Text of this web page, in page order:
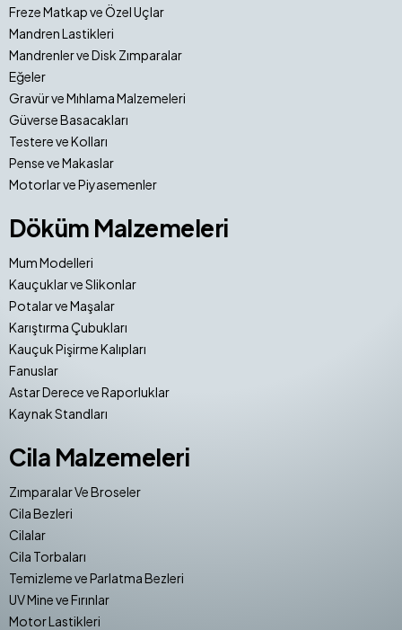
Freze Matkap ve Özel Uçlar
Mandren Lastikleri
Mandrenler ve Disk Zımparalar
Eğeler
Gravür ve Mıhlama Malzemeleri
Güverse Basacakları
Testere ve Kolları
Pense ve Makaslar
Motorlar ve Piyasemenler
Döküm Malzemeleri
Mum Modelleri
Kauçuklar ve Slikonlar
Potalar ve Maşalar
Karıştırma Çubukları
Kauçuk Pişirme Kalıpları
Fanuslar
Astar Derece ve Raporluklar
Kaynak Standları
Cila Malzemeleri
Zımparalar Ve Broseler
Cila Bezleri
Cilalar
Cila Torbaları
Temizleme ve Parlatma Bezleri
UV Mine ve Fırınlar
Motor Lastikleri